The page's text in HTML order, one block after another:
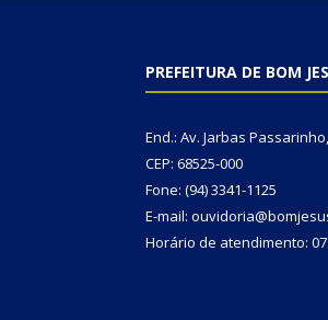
PREFEITURA DE BOM
End.: Av. Jarbas
CEP: 68525-000
Fone: (94) 3341-1125
E-mail:
Horário de atendimento: